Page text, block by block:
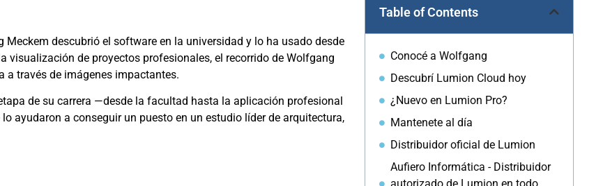
descubrió el software en la universidad y lo ha usado desde
visualización de proyectos profesionales, el recorrido de Wolfgang
a través de imágenes impactantes.
de su carrera —desde la facultad hasta la aplicación profesional
ayudaron a conseguir un puesto en un estudio líder de arquitectura,
Table of Contents
Conocé a Wolfgang
Descubrí Lumion Cloud hoy
¿Nuevo en Lumion Pro?
Mantenete al día
Distribuidor oficial de Lumion
Aufiero Informática - Distribuidor